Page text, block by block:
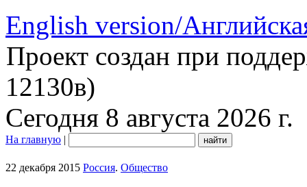
English version/
Проект создан при
12130в)
Сегодня 8 августа 2026 г.
На главную |
22 декабря 2015 Россия. Общество